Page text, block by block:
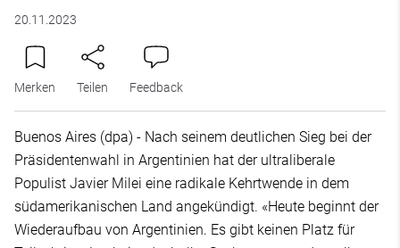
20.11.2023
Merken Teilen Feedback
Buenos Aires (dpa) - Nach seinem deutlichen Sieg bei der
Präsidentenwahl in Argentinien hat der ultraliberale
Populist Javier Milei eine radikale Kehrtwende in dem
südamerikanischen Land angekündigt. «Heute beginnt der
Wiederaufbau von Argentinien. Es gibt keinen Platz für